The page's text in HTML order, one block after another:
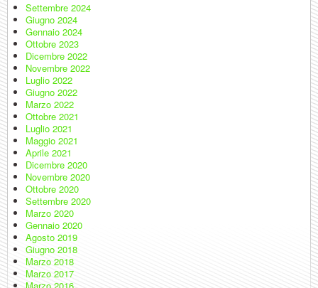
Settembre 2024
Giugno 2024
Gennaio 2024
Ottobre 2023
Dicembre 2022
Novembre 2022
Luglio 2022
Giugno 2022
Marzo 2022
Ottobre 2021
Luglio 2021
Maggio 2021
Aprile 2021
Dicembre 2020
Novembre 2020
Ottobre 2020
Settembre 2020
Marzo 2020
Gennaio 2020
Agosto 2019
Giugno 2018
Marzo 2018
Marzo 2017